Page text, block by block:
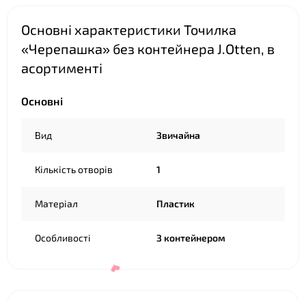
Основні характеристики Точилка
«Черепашка» без контейнера J.Otten, в
асортименті
Основні
Вид Звичайна
Кількість отворів 1
Матеріал Пластик
Особливості З контейнером